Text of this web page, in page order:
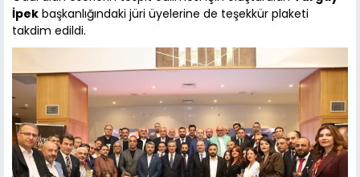
İpek başkanlığındaki jüri üyelerine de teşekkür plaketi
takdim edildi.